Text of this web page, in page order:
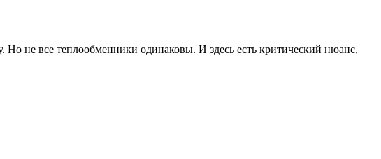
не все теплообменники одинаковы. И здесь есть критический нюанс,